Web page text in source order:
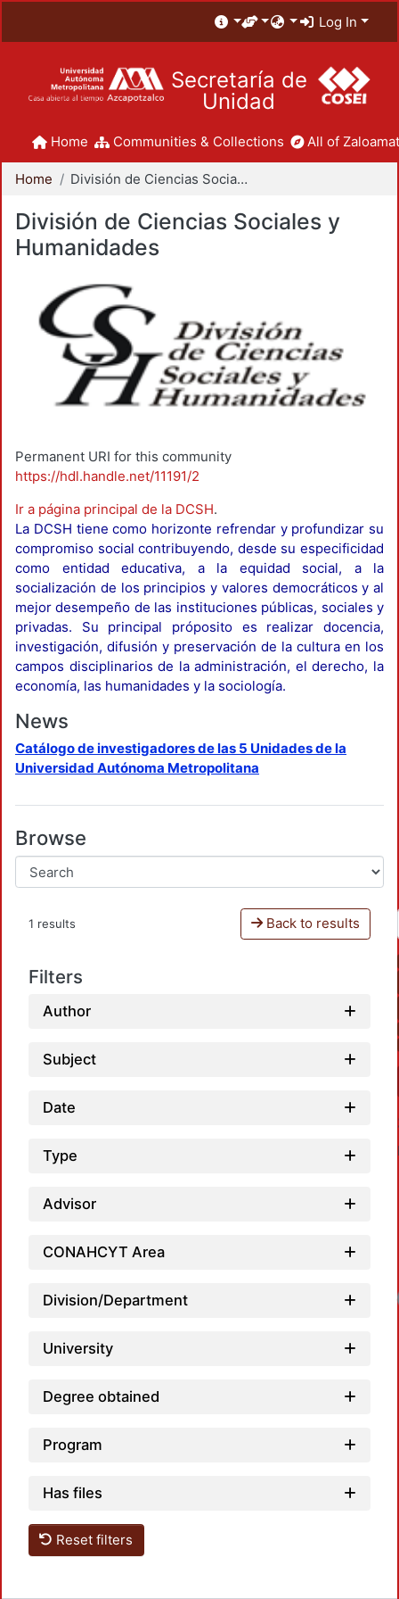
Log In
Secretaría de
Unidad
Home Communities & Collections All of
Home División de Ciencias Sociales y Humanidades
División de Ciencias Sociales y
Humanidades
Permanent URI for this community
https://hdl.handle.net/11191/2
Ir a página principal de la DCSH.
La DCSH tiene como horizonte refrendar y profundizar su
compromiso social contribuyendo, desde su especificidad
como entidad educativa, a la equidad social, a la
socialización de los principios y valores democráticos y al
mejor desempeño de las instituciones públicas, sociales y
privadas. Su principal próposito es realizar docencia,
investigación, difusión y preservación de la cultura en los
campos disciplinarios de la administración, el derecho, la
economía, las humanidades y la sociología.
News
Catálogo de investigadores de las 5 Unidades de la
Universidad Autónoma Metropolitana
Browse
1 results Back to results
Filters
Author
Subject
Date
Type
Advisor
CONAHCYT Area
Division/Department
University
Degree obtained
Program
Has files
Reset filters